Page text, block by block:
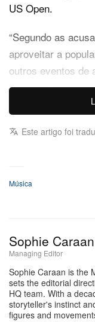
US Open.
“Segundo as
aproveitar a
outros eventos de
outros”, disse,
Queens, Melinda
exterior para
A promotora Katz
terceirizado da
supostamente
enviavam por e-
Queens, Jamaica.
e os revendiam
Este artigo foi
Música
Sophie Caraan
Managing Editor
Sophie Caraan is the
sets the editorial
HQ team. With a
storyteller's instinct
figures and